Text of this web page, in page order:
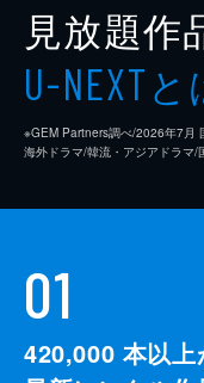
見放題作
U-NEXTと
※GEM Partners調べ/2026年7⽉
海外ドラマ/韓流・アジアドラマ/
01
420,000 本以上